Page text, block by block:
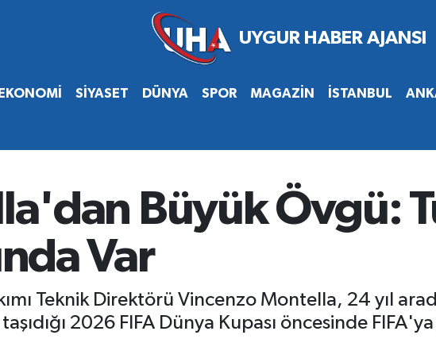
EKONOMİ SİYASET DÜNYA SPOR MAGAZİN İSTANBUL
Büyük Övgü:
Var
Teknik Direktörü Vincenzo Montella, 24 yıl
2026 FIFA Dünya Kupası öncesinde